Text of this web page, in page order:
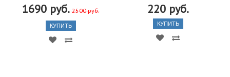
1690 руб. 2500 руб.
КУПИТЬ
220 руб.
КУПИТЬ